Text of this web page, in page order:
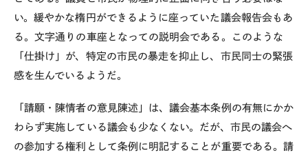
い。緩やかな楕円ができるように座っていた議会報告会もあ
る。文字通りの車座となっての説明会である。このような
「仕掛け」が、特定の市民の暴走を抑止し、市民同士の緊張
感を生んでいるようだ。
「請願・陳情者の意見陳述」は、議会基本条例の有無にかか
わらず実施している議会も少なくない。だが、市民の議会へ
の参加する権利として条例に明記することが重要である。請